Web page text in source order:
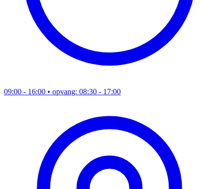
09:00 - 16:00 • opvang: 08:30 - 17:00